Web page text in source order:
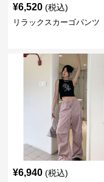
¥6,520 (税込)
リラックスカーゴパンツ
¥6,940 (税込)